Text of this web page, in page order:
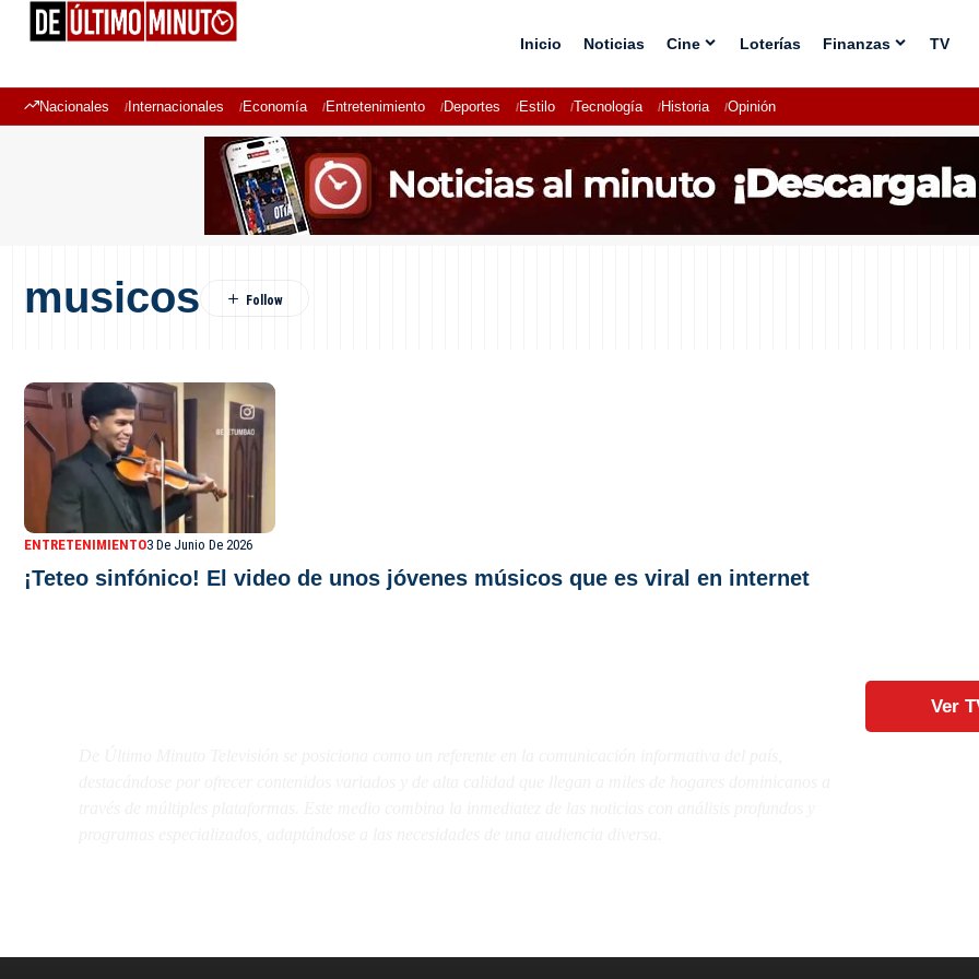
Inicio Noticias Cine Loterías Finanzas TV
Nacionales Internacionales Economía Entretenimiento Deportes Estilo Tecnología Historia Opinión
musicos
ENTRETENIMIENTO3 De Junio De 2026
¡Teteo sinfónico! El video de unos jóvenes músicos que es viral en internet
Ver